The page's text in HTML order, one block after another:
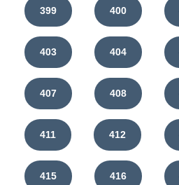
399 400
403 404
407 408
411 412
415 416